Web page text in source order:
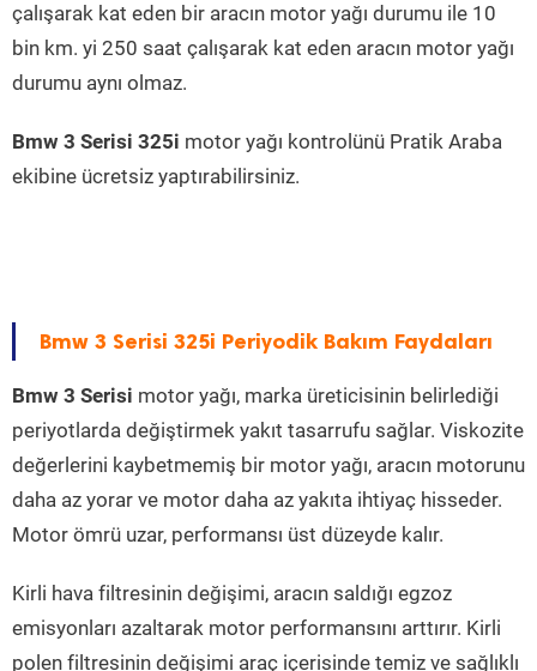
çalışarak kat eden bir aracın motor yağı durumu ile 10
bin km. yi 250 saat çalışarak kat eden aracın motor yağı
durumu aynı olmaz.
Bmw 3 Serisi 325i motor yağı kontrolünü Pratik Araba
ekibine ücretsiz yaptırabilirsiniz.
Bmw 3 Serisi 325i Periyodik Bakım Faydaları
Bmw 3 Serisi motor yağı, marka üreticisinin belirlediği
periyotlarda değiştirmek yakıt tasarrufu sağlar. Viskozite
değerlerini kaybetmemiş bir motor yağı, aracın motorunu
daha az yorar ve motor daha az yakıta ihtiyaç hisseder.
Motor ömrü uzar, performansı üst düzeyde kalır.
Kirli hava filtresinin değişimi, aracın saldığı egzoz
emisyonları azaltarak motor performansını arttırır. Kirli
polen filtresinin değişimi araç içerisinde temiz ve sağlıklı